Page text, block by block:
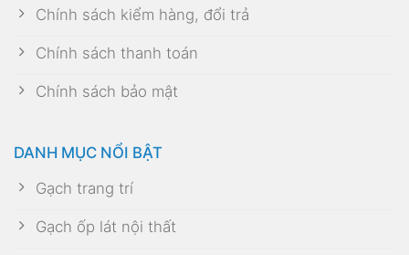
Chính sách kiểm hàng, đổi trả
Chính sách thanh toán
Chính sách bảo mật
DANH MỤC NỔI BẬT
Gạch trang trí
Gạch ốp lát nội thất